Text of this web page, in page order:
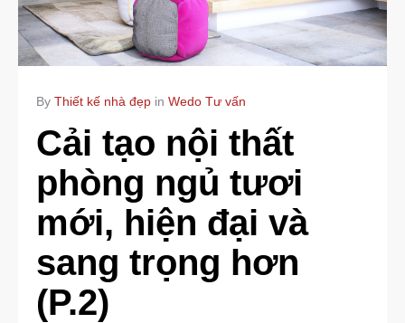
By Thiết kế nhà đẹp in Wedo Tư vấn
Cải tạo nội thất
phòng ngủ tươi
mới, hiện đại và
sang trọng hơn
(P.2)